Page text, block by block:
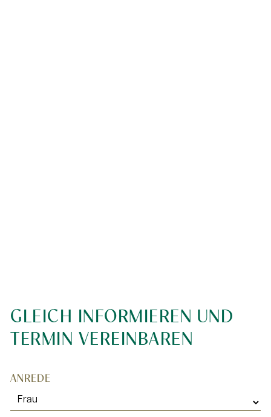
GLEICH INFORMIEREN UND
TERMIN VEREINBAREN
"* " indicates required fields
ANREDE